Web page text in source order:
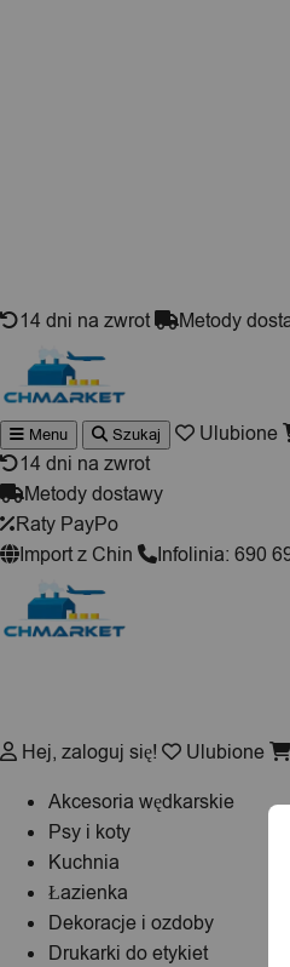
14 dni na zwrot Metody
Menu Szukaj Ulubione
14 dni na zwrot
Metody dostawy
Raty PayPo
Import z Chin
Infolinia: 690
Hej, zaloguj się! Ulubione
Akcesoria wędkarskie
Psy i koty
Kuchnia
Łazienka
Dekoracje i ozdoby
Drukarki do etykiet